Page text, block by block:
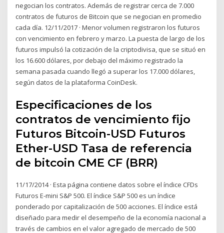
negocian los contratos. Además de registrar cerca de 7.000
contratos de futuros de Bitcoin que se negocian en promedio
cada día. 12/11/2017 · Menor volumen registraron los futuros
con vencimiento en febrero y marzo. La puesta de largo de los
futuros impulsó la cotización de la criptodivisa, que se situó en
los 16.600 dólares, por debajo del máximo registrado la
semana pasada cuando llegó a superar los 17.000 dólares,
según datos de la plataforma CoinDesk.
Especificaciones de los
contratos de vencimiento fijo
Futuros Bitcoin-USD Futuros
Ether-USD Tasa de referencia
de bitcoin CME CF (BRR)
11/17/2014 · Esta página contiene datos sobre el índice CFDs
Futuros E-mini S&P 500. El índice S&P 500 es un índice
ponderado por capitalización de 500 acciones. El índice está
diseñado para medir el desempeño de la economía nacional a
través de cambios en el valor agregado de mercado de 500